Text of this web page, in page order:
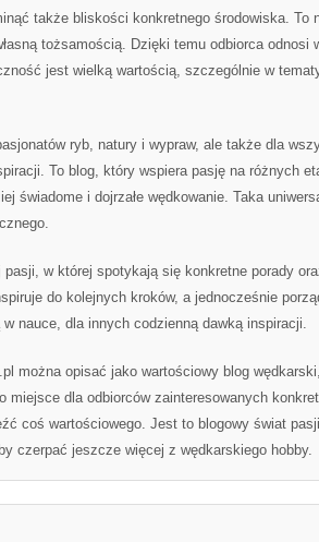
także bliskości konkretnego środowiska. To
tożsamością. Dzięki temu odbiorca odnosi
jest wielką wartością, szczególnie w
ryb, natury i wypraw, ale także dla
To blog, który wspiera pasję na różnych
świadome i dojrzałe wędkowanie. Taka
w której spotykają się konkretne porady
do kolejnych kroków, a jednocześnie
nauce, dla innych codzienną dawką inspiracji.
można opisać jako wartościowy blog
miejsce dla odbiorców zainteresowanych
coś wartościowego. Jest to blogowy świat
czerpać jeszcze więcej z wędkarskiego hobby.